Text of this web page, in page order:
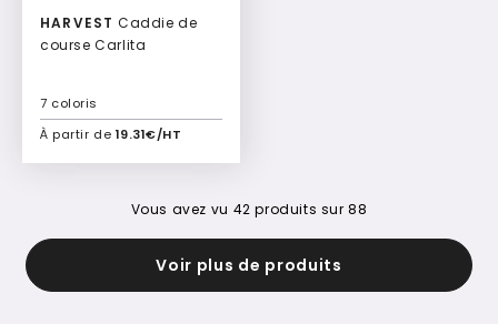
HARVEST
course Carlita
À partir de 19.31€/HT
7 coloris
Ajouter à mon devis
Vous avez vu 42 produits sur88
Voir plus de produits